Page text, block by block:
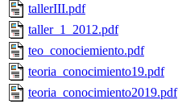
tallerIII.pdf
taller_1_2012.pdf
teo_conociemiento.pdf
teoria_conocimiento19.pdf
teoria_conocimiento2019.pdf